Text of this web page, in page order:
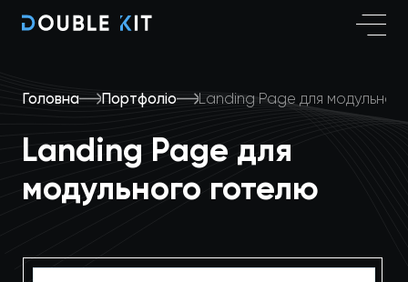
Головна Портфоліо Landing Page для
Landing Page для
модульного готелю